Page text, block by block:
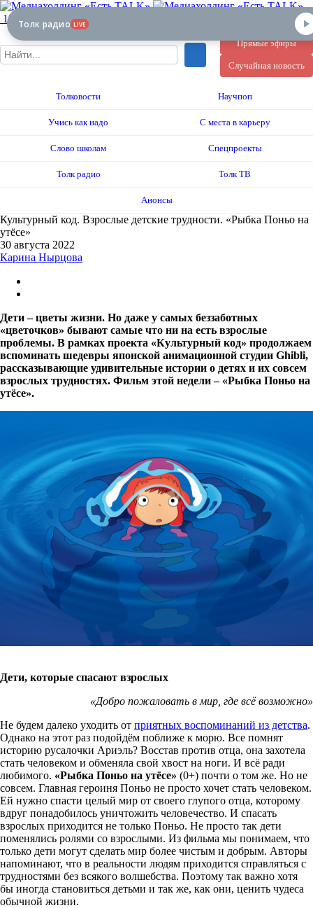
12+
Прямые эфиры
Случайная новость
Толковости Научпоп
Учись как надо С места в карьеру
Слово школам Спецпроекты
Толк радио Толк ТВ
Анонсы
Культурный код. Взрослые детские трудности. «Рыбка Поньо на
утёсе»
30 августа 2022
Карина Нырцова
Дети – цветы жизни. Но даже у самых беззаботных
«цветочков» бывают самые что ни на есть взрослые
проблемы. В рамках проекта «Культурный код» продолжаем
вспоминать шедевры японской анимационной студии Ghibli,
рассказывающие удивительные истории о детях и их совсем
взрослых трудностях. Фильм этой недели – «Рыбка Поньо на
утёсе».
Дети, которые спасают взрослых
«Добро пожаловать в мир, где всё возможно»
Не будем далеко уходить от приятных воспоминаний из детства.
Однако на этот раз подойдём поближе к морю. Все помнят
историю русалочки Ариэль? Восстав против отца, она захотела
стать человеком и обменяла свой хвост на ноги. И всё ради
любимого. «Рыбка Поньо на утёсе» (0+) почти о том же. Но не
совсем. Главная героиня Поньо не просто хочет стать человеком.
Ей нужно спасти целый мир от своего глупого отца, которому
вдруг понадобилось уничтожить человечество. И спасать
взрослых приходится не только Поньо. Не просто так дети
поменялись ролями со взрослыми. Из фильма мы понимаем, что
только дети могут сделать мир более чистым и добрым. Авторы
напоминают, что в реальности людям приходится справляться с
трудностями без всякого волшебства. Поэтому так важно хотя
бы иногда становиться детьми и так же, как они, ценить чудеса
обычной жизни.
Толк радио LIVE